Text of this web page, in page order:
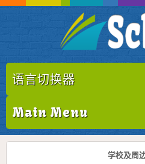
语言切换器
Main Menu
学校及周